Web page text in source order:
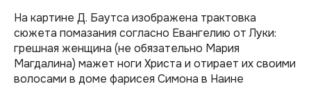
На картине Д. Баутса изображена трактовка
сюжета помазания согласно Евангелию от Луки:
грешная женщина (не обязательно Мария
Магдалина) мажет ноги Христа и отирает их своими
волосами в доме фарисея Симона в Наине